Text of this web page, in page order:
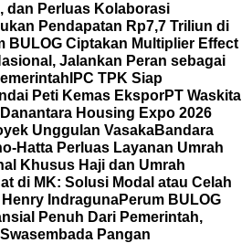
dan Perluas Kolaborasi
Pendapatan Rp7,7 Triliun di
BULOG Ciptakan Multiplier Effect
Jalankan Peran sebagai
IPC TPK Siap
Peti Kemas EksporPT Waskita
Housing Expo 2026
Unggulan VasakaBandara
Hatta Perluas Layanan Umrah
Khusus Haji dan Umrah
di MK: Solusi Modal atau Celah
IndragunaPerum BULOG
Penuh Dari Pemerintah,
Pangan